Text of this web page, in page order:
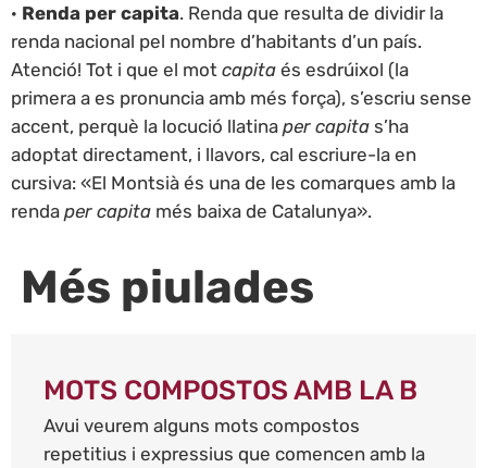
· Renda per capita. Renda que resulta de dividir la
renda nacional pel nombre d’habitants d’un país.
Atenció! Tot i que el mot capita és esdrúixol (la
primera a es pronuncia amb més força), s’escriu sense
accent, perquè la locució llatina per capita s’ha
adoptat directament, i llavors, cal escriure-la en
cursiva: «El Montsià és una de les comarques amb la
renda per capita més baixa de Catalunya».
Més piulades
MOTS COMPOSTOS AMB LA B
Avui veurem alguns mots compostos
repetitius i expressius que comencen amb la